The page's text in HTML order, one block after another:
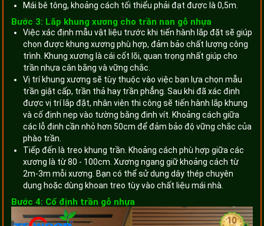
Mái bê tông, khoảng cách tối thiểu phải đạt được là 0,5m.
Bước 3: Lắp khung xương cho trần nan gỗ nhựa
Việc xác định mẫu vật liệu trước khi tiến hành lắp đặt sẽ giúp
chọn được khung xương phù hợp, đảm bảo chất lượng công
trình. Khung xương là cái cốt lõi, quan trọng nhất giúp cho
trần nhựa cân bằng và vững chắc.
Vị trí khung xương sẽ tùy thuộc vào việc bạn lựa chọn mẫu
trần giật cấp, trần thả hay trần phẳng. Sau khi đã xác định
được vị trí lắp đặt, nhân viên thi công sẽ tiến hành lắp khung
và cố định nẹp vào tường bằng đinh vít. Khoảng cách giữa
các lỗ đinh cần nhỏ hơn 50cm để đảm bảo độ vững chắc của
phào trần.
Tiếp đến là treo khung trần. Khoảng cách phù hợp giữa các
xương là từ 80 - 100cm. Xương ngang giữ khoảng cách từ
2m-3m mỗi xương. Bạn có thể sử dụng dây thép chuyên
dụng hoặc dùng khoan treo tùy vào chất liệu mái nhà.
Bước 4: Cố định trần gỗ nhựa